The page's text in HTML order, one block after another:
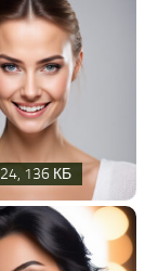
136 КБ